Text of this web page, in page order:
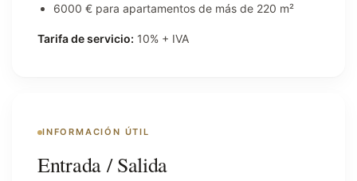
6000 € para apartamentos de más de 220 m²
Tarifa de servicio: 10% + IVA
INFORMACIÓN ÚTIL
Entrada / Salida